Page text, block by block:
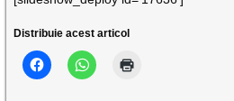
Distribuie acest articol